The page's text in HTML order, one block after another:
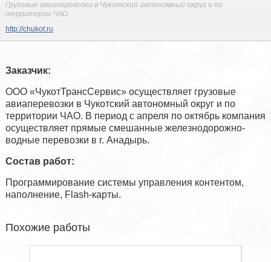
Грузовые авиаперевозки в Чукотский автономный округ и по
территории ЧАО.
http://chukot.ru
Заказчик:
ООО «ЧукотТрансСервис» осуществляет грузовые
авиаперевозки в Чукотский автономный округ и по
территории ЧАО. В период с апреля по октябрь компания
осуществляет прямые смешанные железнодорожно-
водные перевозки в г. Анадырь.
Состав работ:
Программирование системы управления контентом,
наполнение, Flash-карты.
Похожие работы